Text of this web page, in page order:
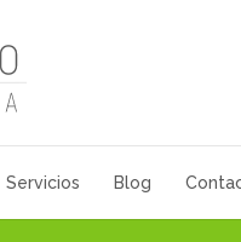
Servicios Blog